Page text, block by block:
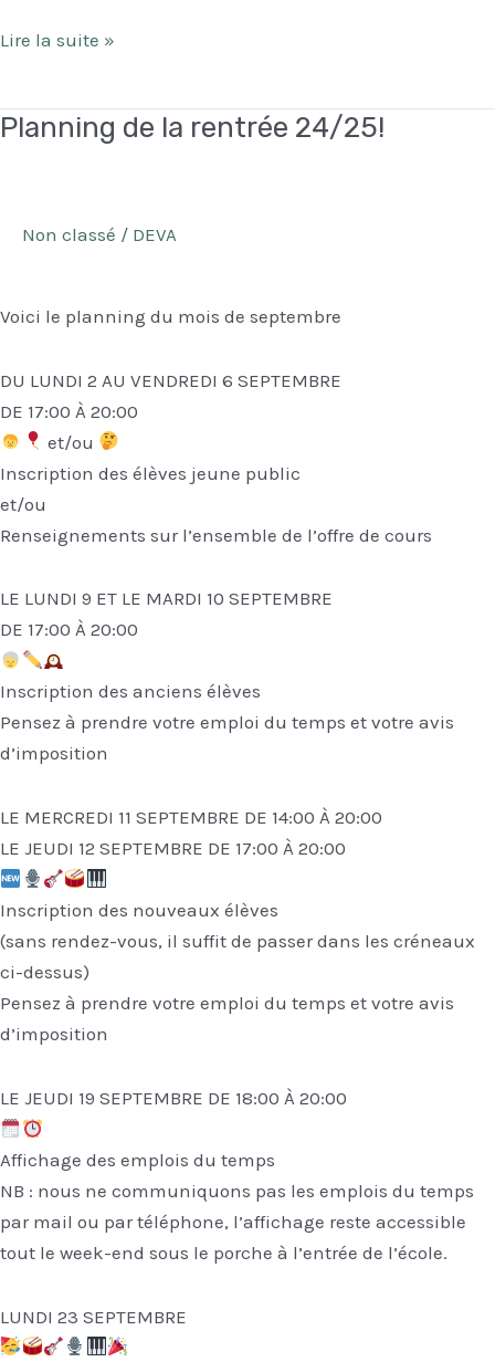
Planning
rentrée
Lire la suite »
Planning de la rentrée 24/25!
Non classé / DEVA
Voici le planning du mois de septembre
DU LUNDI 2 AU VENDREDI 6 SEPTEMBRE
DE 17:00 À 20:00
et/ou
Inscription des élèves jeune public
et/ou
Renseignements sur l’ensemble de l’offre de cours
LE LUNDI 9 ET LE MARDI 10 SEPTEMBRE
DE 17:00 À 20:00
Inscription des anciens élèves
Pensez à prendre votre emploi du temps et votre avis
d’imposition
LE MERCREDI 11 SEPTEMBRE DE 14:00 À 20:00
LE JEUDI 12 SEPTEMBRE DE 17:00 À 20:00
Inscription des nouveaux élèves
(sans rendez-vous, il suffit de passer dans les créneaux
ci-dessus)
Pensez à prendre votre emploi du temps et votre avis
d’imposition
LE JEUDI 19 SEPTEMBRE DE 18:00 À 20:00
Affichage des emplois du temps
NB : nous ne communiquons pas les emplois du temps
par mail ou par téléphone, l’affichage reste accessible
tout le week-end sous le porche à l’entrée de l’école.
LUNDI 23 SEPTEMBRE